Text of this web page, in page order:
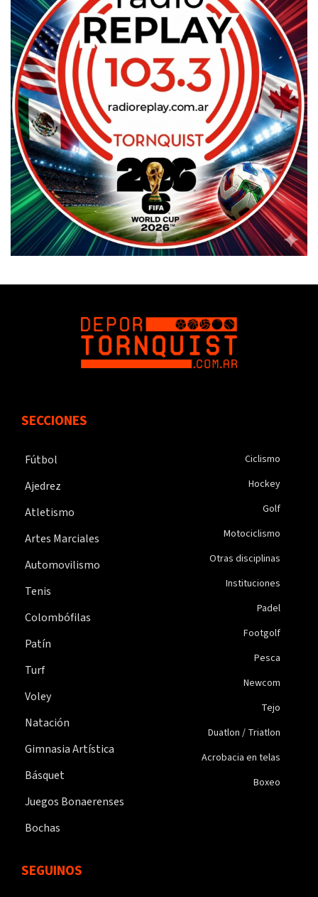
SECCIONES
Fútbol
Ajedrez
Atletismo
Artes Marciales
Automovilismo
Tenis
Colombófilas
Patín
Turf
Voley
Natación
Gimnasia Artística
Básquet
Juegos Bonaerenses
Bochas
Ciclismo
Hockey
Golf
Motociclismo
Otras disciplinas
Instituciones
Padel
Footgolf
Pesca
Newcom
Tejo
Duatlon / Triatlon
Acrobacia en telas
Boxeo
SEGUINOS